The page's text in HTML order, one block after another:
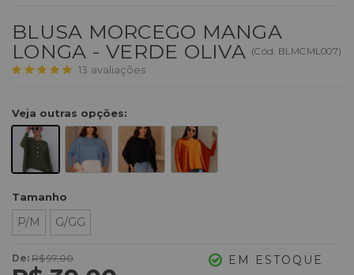
BLUSA MORCEGO MANGA
LONGA - VERDE OLIVA (Cód. BLMCML007)
13 avaliações
Veja outras opções:
Tamanho
P/M G/GG
De: R$ 97,00 EM ESTOQUE